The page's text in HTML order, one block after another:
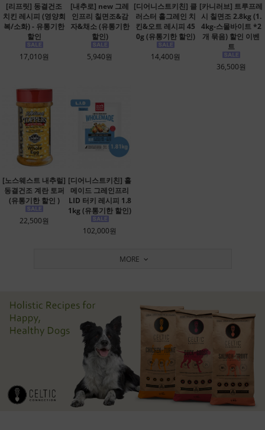
[리프릿] 동결건조
치킨 레시피 (영양회
복/소화) - 유통기한
할인
17,010원
[내추로] new 그레
인프리 칠면조&감
자&채소 (유통기한
할인)
5,940원
[디어니스트키친] 클
러스터 홀그레인 치
킨&오트 레시피 45
0g (유통기한 할인)
14,400원
[카니러브] 트루프레
시 칠면조 2.8kg (1.
4kg-스몰바이트 *2
개 묶음) 할인 이벤
트
36,500원
[노스웨스트 내추럴]
동결건조 계란 토퍼
(유통기한 할인 )
22,500원
[디어니스트키친] 홀
메이드 그레인프리
LID 터키 레시피 1.8
1kg (유통기한 할인)
102,000원
MORE